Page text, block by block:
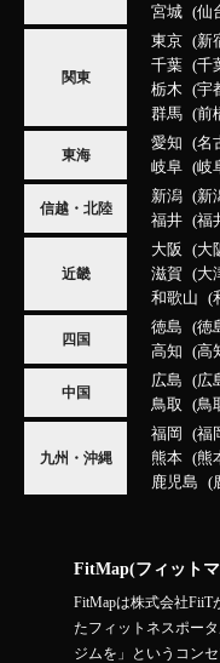
宮城
仙
関東
東京 新
千葉
千
栃木
宇
群馬
前
東海
愛知 名
岐阜
岐
信越・北陸
新潟 新
福井
福
近畿
大阪 大
滋賀
大
和歌山
四国
徳島 徳
高知
高
中国
広島 広
鳥取
鳥
九州・沖縄
福岡 福
熊本
熊
鹿児島
FitMap(フィット
FitMapは株式会社FiiT
たフィットネスポー
ジムを」というコン